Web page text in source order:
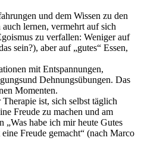
und dem Wissen zu den
lernen, vermehrt auf sich
zu verfallen: Weniger auf
sein?), aber auf „gutes“ Essen,
mit Entspannungen,
Dehnungsübungen. Das
Momenten.
ist, sich selbst täglich
Freude zu machen und am
„Was habe ich mir heute Gutes
Freude gemacht“ (nach Marco